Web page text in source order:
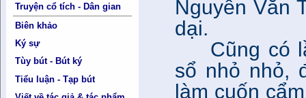
Truyện cổ tích - Dân gian
Biên khảo
Ký sự
Tùy bút - Bút ký
Tiểu luận - Tạp bút
Nguyễn Văn
dại.
Cũng có
sổ nhỏ nhỏ,
làm cuốn